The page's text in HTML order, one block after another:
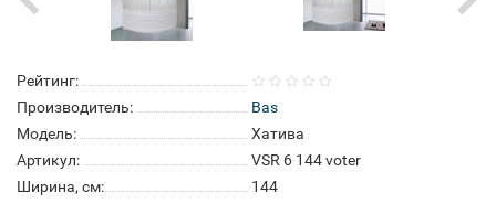
Рейтинг:
Производитель:
Bas
Модель:
Хатива
Артикул:
VSR 6 144 voter
Ширина, см:
144